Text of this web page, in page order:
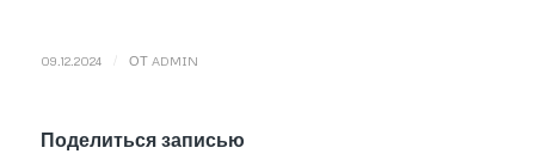
09.12.2024 ОТ ADMIN
Поделиться записью